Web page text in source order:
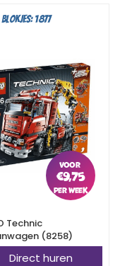
1877
€9,75
Technic
(8258)
Direct huren